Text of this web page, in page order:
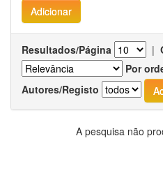
Resultados/Página |
Por
Autores/Registo
A pesquisa não